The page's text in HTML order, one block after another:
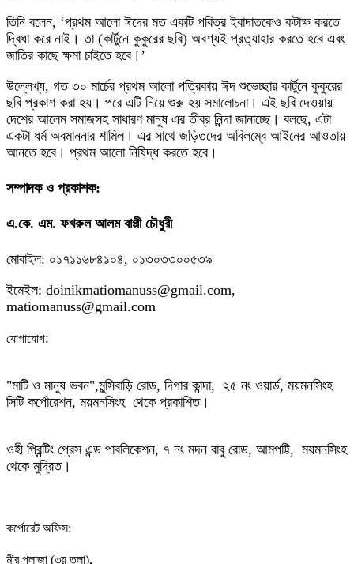
তিনি বলেন, ‘প্রথম আলো ঈদের মত একটি পবিত্র ইবাদাতকেও কটাক্ষ করতে
দ্বিধা করে নাই। তা (কার্টুনে কুকুরের ছবি) অবশ্যই প্রত্যাহার করতে হবে এবং
জাতির কাছে ক্ষমা চাইতে হবে।’
উল্লেখ্য, গত ৩০ মার্চের প্রথম আলো পত্রিকায় ঈদ শুভেচ্ছার কার্টুনে কুকুরের
ছবি প্রকাশ করা হয়। পরে এটি নিয়ে শুরু হয় সমালোচনা। এই ছবি দেওয়ায়
দেশের আলেম সমাজসহ সাধারণ মানুষ এর তীব্র নিন্দা জানাচ্ছে। বলছে, এটা
একটা ধর্ম অবমাননার শামিল। এর সাথে জড়িতদের অবিলম্বে আইনের আওতায়
আনতে হবে। প্রথম আলো নিষিদ্ধ করতে হবে।
সম্পাদক ও প্রকাশক:
এ.কে. এম. ফখরুল আলম বাপ্পী চৌধুরী
মোবাইল: ০১৭১১৬৮৪১০৪, ০১৩০৩৩০০৫৩৯
ইমেইল: doinikmatiomanuss@gmail.com,
matiomanuss@gmail.com
যোগাযোগ:
"মাটি ও মানুষ ভবন",মুন্সিবাড়ি রোড, দিগার কান্দা, ২৫ নং ওয়ার্ড, ময়মনসিংহ
সিটি কর্পোরেশন, ময়মনসিংহ থেকে প্রকাশিত।
ওহী প্রিন্টিং প্রেস এন্ড পাবলিকেশন, ৭ নং মদন বাবু রোড, আমপট্টি, ময়মনসিংহ
থেকে মুদ্রিত।
কর্পোরেট অফিস:
মীর প্লাজা (৩য় তলা),